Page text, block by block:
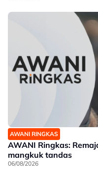
AWANI RINGKAS
AWANI Ringkas:
mangkuk tandas
06/08/2026